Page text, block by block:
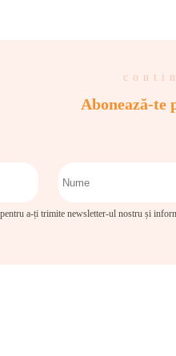
Abonează-te
a-ți trimite newsletter-ul nostru și